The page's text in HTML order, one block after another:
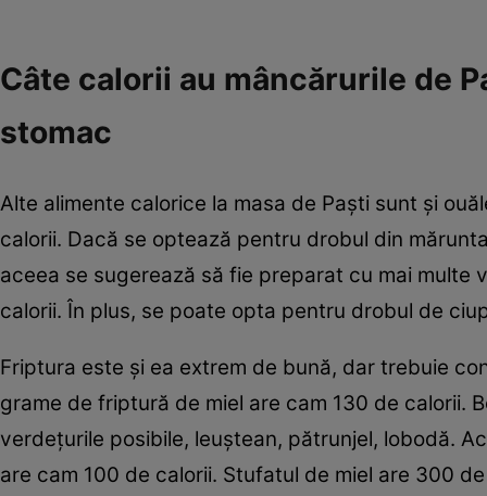
Câte calorii au mâncărurile de
stomac
Alte alimente calorice la masa de Paşti sunt şi
calorii. Dacă se optează pentru drobul din
aceea se sugerează să fie preparat cu mai
calorii. În plus, se poate opta pentru drobul de
Friptura este şi ea extrem de bună, dar trebuie
grame de friptură de miel are cam 130 de calorii.
verdeţurile posibile, leuştean, pătrunjel, lobodă.
are cam 100 de calorii. Stufatul de miel are 300